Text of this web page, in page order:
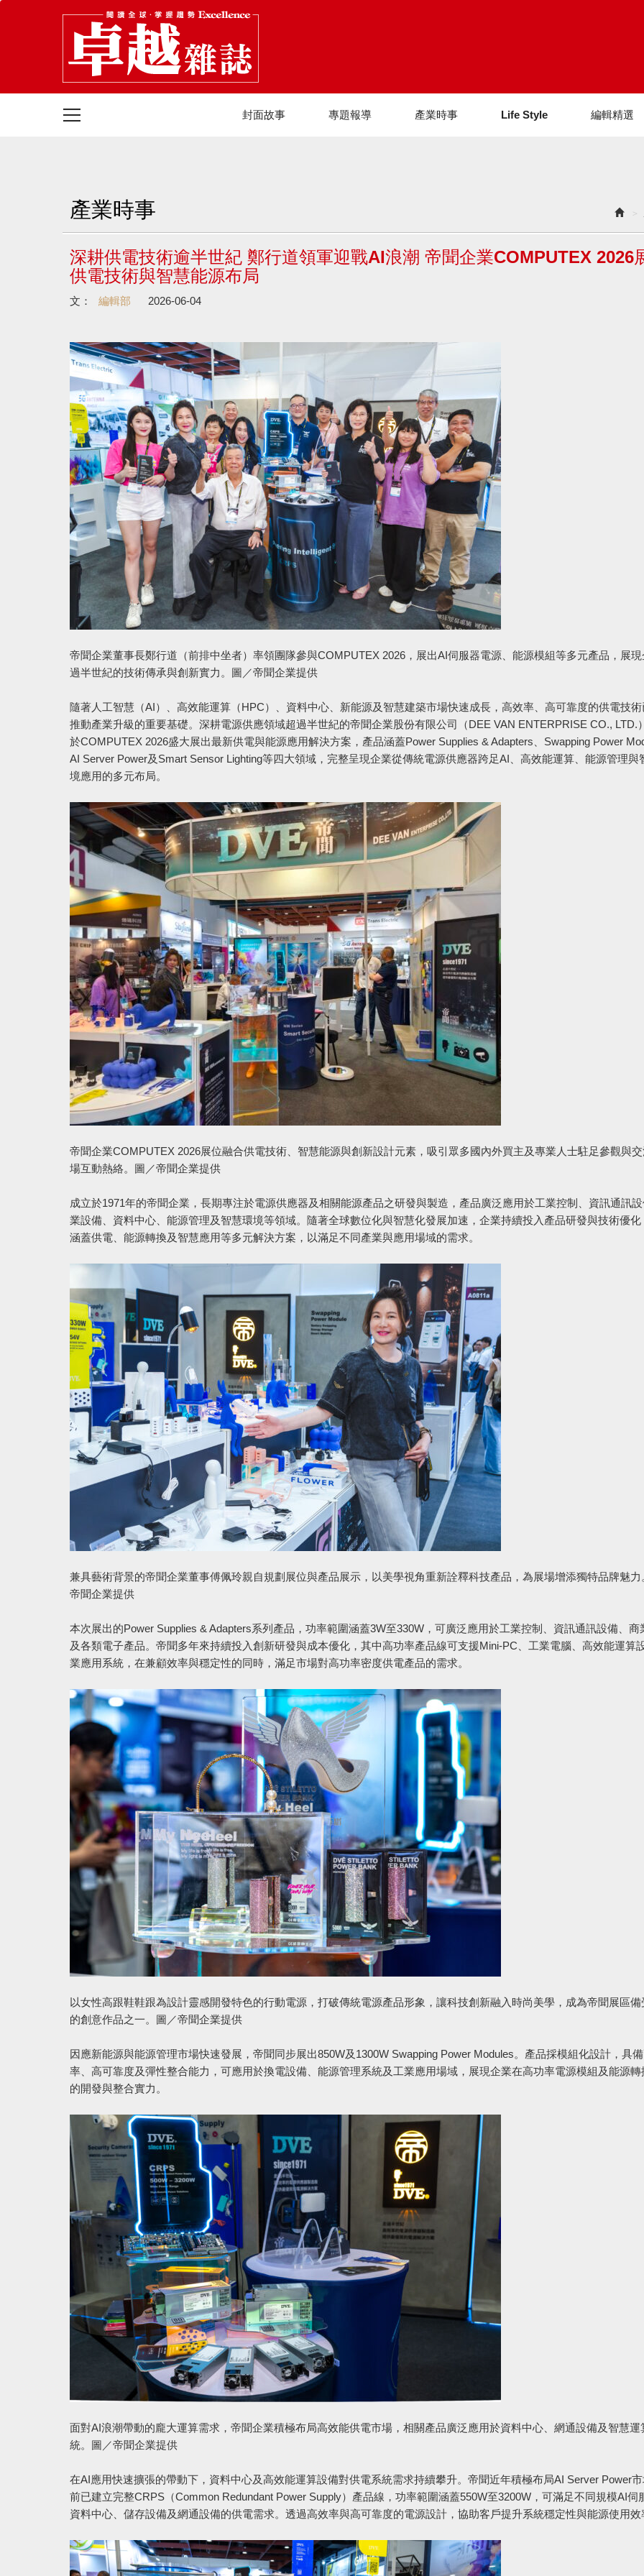
封面故事 專題報導 產業時事 Life Style 編輯精選
產業時事
深耕供電技術逾半世紀 鄭行道領軍迎戰AI浪潮 帝聞企業COMPUTEX 2026
供電技術與智慧能源布局
文： 編輯部 2026-06-04
帝聞企業董事長鄭行道（前排中坐者）率領團隊參與COMPUTEX 2026，展出AI伺服器電源、能源模組等多元產品，展
過半世紀的技術傳承與創新實力。圖／帝聞企業提供
隨著人工智慧（AI）、高效能運算（HPC）、資料中心、新能源及智慧建築市場快速成長，高效率、高可靠度的供電技
推動產業升級的重要基礎。深耕電源供應領域超過半世紀的帝聞企業股份有限公司（DEE VAN ENTERPRISE CO., LTD.
於COMPUTEX 2026盛大展出最新供電與能源應用解決方案，產品涵蓋Power Supplies & Adapters、Swapping Power
AI Server Power及Smart Sensor Lighting等四大領域，完整呈現企業從傳統電源供應器跨足AI、高效能運算、能源管理與
境應用的多元布局。
帝聞企業COMPUTEX 2026展位融合供電技術、智慧能源與創新設計元素，吸引眾多國內外買主及專業人士駐足參觀與
場互動熱絡。圖／帝聞企業提供
成立於1971年的帝聞企業，長期專注於電源供應器及相關能源產品之研發與製造，產品廣泛應用於工業控制、資訊通訊
業設備、資料中心、能源管理及智慧環境等領域。隨著全球數位化與智慧化發展加速，企業持續投入產品研發與技術優化
涵蓋供電、能源轉換及智慧應用等多元解決方案，以滿足不同產業與應用場域的需求。
兼具藝術背景的帝聞企業董事傅佩玲親自規劃展位與產品展示，以美學視角重新詮釋科技產品，為展場增添獨特品牌魅力
帝聞企業提供
本次展出的Power Supplies & Adapters系列產品，功率範圍涵蓋3W至330W，可廣泛應用於工業控制、資訊通訊設備、商
及各類電子產品。帝聞多年來持續投入創新研發與成本優化，其中高功率產品線可支援Mini-PC、工業電腦、高效能運算
業應用系統，在兼顧效率與穩定性的同時，滿足市場對高功率密度供電產品的需求。
以女性高跟鞋鞋跟為設計靈感開發特色的行動電源，打破傳統電源產品形象，讓科技創新融入時尚美學，成為帝聞展區備
的創意作品之一。圖／帝聞企業提供
因應新能源與能源管理市場快速發展，帝聞同步展出850W及1300W Swapping Power Modules。產品採模組化設計，具
率、高可靠度及彈性整合能力，可應用於換電設備、能源管理系統及工業應用場域，展現企業在高功率電源模組及能源轉
的開發與整合實力。
面對AI浪潮帶動的龐大運算需求，帝聞企業積極布局高效能供電市場，相關產品廣泛應用於資料中心、網通設備及智慧運
統。圖／帝聞企業提供
在AI應用快速擴張的帶動下，資料中心及高效能運算設備對供電系統需求持續攀升。帝聞近年積極布局AI Server Power
前已建立完整CRPS（Common Redundant Power Supply）產品線，功率範圍涵蓋550W至3200W，可滿足不同規模AI伺
資料中心、儲存設備及網通設備的供電需求。透過高效率與高可靠度的電源設計，協助客戶提升系統穩定性與能源使用效